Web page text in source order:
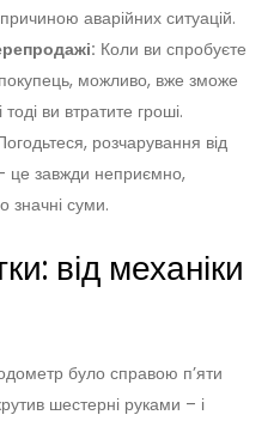
аварійних ситуацій.
Коли ви спробуєте
можливо, вже зможе
ви втратите гроші.
розчарування від
це завжди неприємно,
значні суми.
від механіки
було справою п’яти
шестерні руками – і